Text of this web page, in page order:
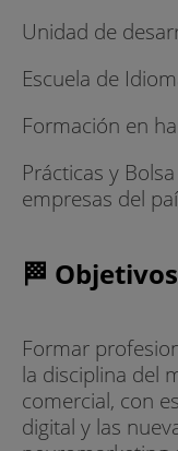
Unidad de
Escuela de
Formación en
Prácticas y
empresas del
🏁 Objetivos
Formar
la disciplina del
comercial, con
digital y las